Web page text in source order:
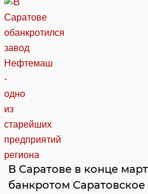
В Саратове в конце
банкротом